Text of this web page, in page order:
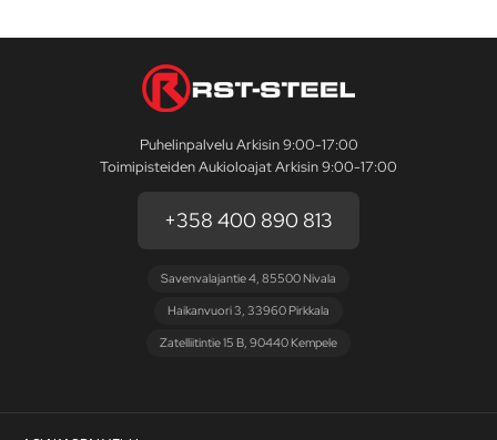
Puhelinpalvelu Arkisin 9:00-17:00
Toimipisteiden Aukioloajat Arkisin 9:00-17:00
+358 400 890 813
Savenvalajantie 4, 85500 Nivala
Haikanvuori 3, 33960 Pirkkala
Zatelliitintie 15 B, 90440 Kempele